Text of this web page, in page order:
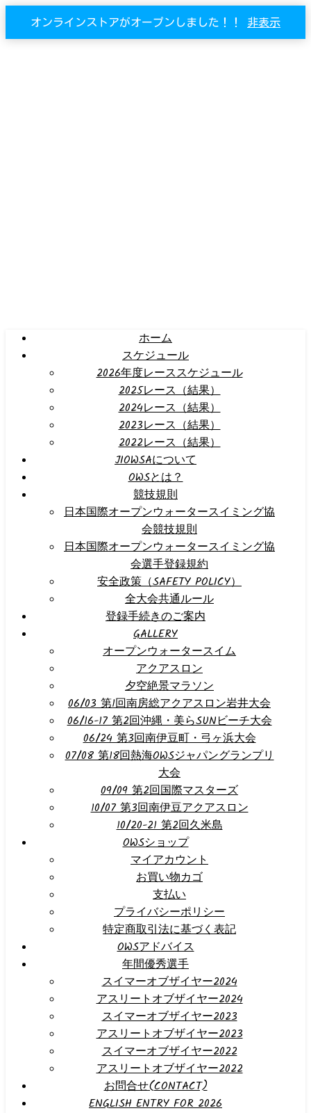
オンラインストアがオープンしました！！ 非表示
ホーム
スケジュール
2026年度レーススケジュール
2025レース（結果）
2024レース（結果）
2023レース（結果）
2022レース（結果）
JIOWSAについて
OWSとは？
競技規則
日本国際オープンウォータースイミング協
会競技規則
日本国際オープンウォータースイミング協
会選手登録規約
安全政策（SAFETY POLICY）
全大会共通ルール
登録手続きのご案内
GALLERY
オープンウォータースイム
アクアスロン
夕空絶景マラソン
06/03 第1回南房総アクアスロン岩井大会
06/16-17 第2回沖縄・美らSUNビーチ大会
06/24 第3回南伊豆町・弓ヶ浜大会
07/08 第18回熱海OWSジャパングランプリ
大会
09/09 第2回国際マスターズ
10/07 第3回南伊豆アクアスロン
10/20-21 第2回久米島
OWSショップ
マイアカウント
お買い物カゴ
支払い
プライバシーポリシー
特定商取引法に基づく表記
OWSアドバイス
年間優秀選手
スイマーオブザイヤー2024
アスリートオブザイヤー2024
スイマーオブザイヤー2023
アスリートオブザイヤー2023
スイマーオブザイヤー2022
アスリートオブザイヤー2022
お問合せ(CONTACT)
ENGLISH ENTRY FOR 2026